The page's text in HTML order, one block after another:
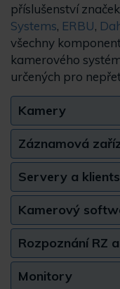
příslušenství značek
Systems, ERBU,
všechny
kamerového
určených pro
Kamery
Záznamová
Servery a
Kamerový
Rozpoznání RZ
Monitory